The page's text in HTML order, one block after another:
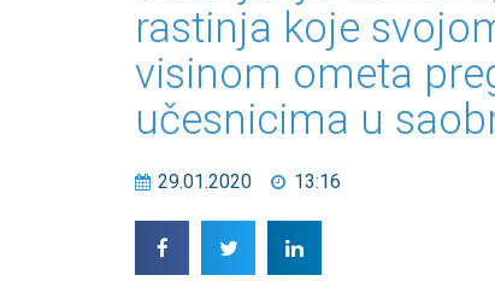
rastinja koje
visinom ometa
učesnicima u
29.01.2020 13:16